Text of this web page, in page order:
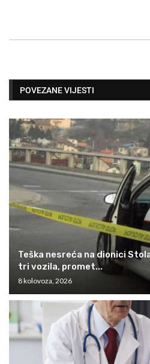
POVEZANE VIJESTI
Teška nesreća na dionici
tri vozila, promet...
8 kolovoza, 2026